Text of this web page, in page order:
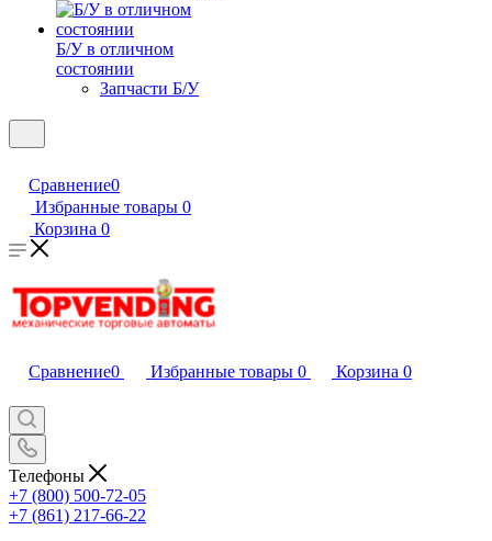
Б/У в отличном
состоянии
Запчасти Б/У
Сравнение0
Избранные товары 0
Корзина 0
Сравнение0 Избранные товары 0 Корзина 0
Телефоны
+7 (800) 500-72-05
+7 (861) 217-66-22